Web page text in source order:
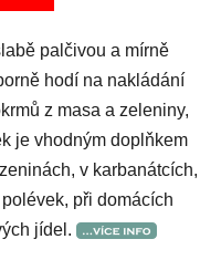
palčivou a mírně
hodí na nakládání
z masa a zeleniny,
je vhodným doplňkem
v karbanátcích,
při domácích
jídel.